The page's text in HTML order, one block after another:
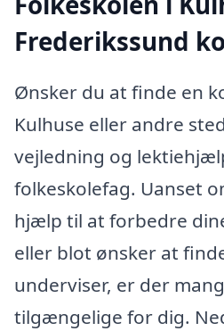
Frederikssund
Ønsker du at finde en
Kulhuse eller andre
vejledning og
folkeskolefag. Uanset
hjælp til at forbedre
eller blot ønsker at
underviser, er der
tilgængelige for dig.